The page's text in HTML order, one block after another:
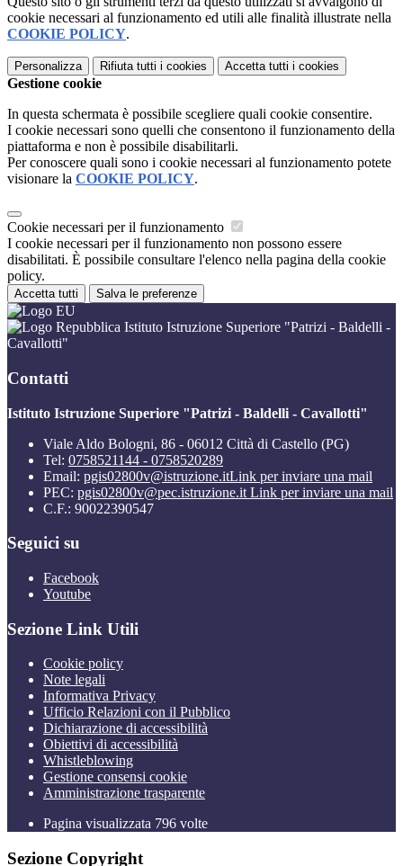
cookie necessari al funzionamento ed utili alle finalità illustrate nella
COOKIE POLICY.
Personalizza Rifiuta tutti i cookies Accetta tutti i cookies
Gestione cookie
In questa schermata è possibile scegliere quali cookie consentire.
I cookie necessari sono quelli che consentono il funzionamento della
piattaforma e non è possibile disabilitarli.
Per conoscere quali sono i cookie necessari al funzionamento potete
visionare la COOKIE POLICY.
Cookie necessari per il funzionamento
I cookie necessari per il funzionamento non possono essere
disabilitati. È possibile consultare l'elenco nella pagina della cookie
policy.
Accetta tutti Salva le preferenze
Istituto Istruzione Superiore "Patrizi - Baldelli -
Cavallotti"
Contatti
Istituto Istruzione Superiore "Patrizi - Baldelli - Cavallotti"
Viale Aldo Bologni, 86 - 06012 Città di Castello (PG)
Tel: 0758521144 - 0758520289
Email: pgis02800v@istruzione.itLink per inviare una mail
PEC: pgis02800v@pec.istruzione.it Link per inviare una mail
C.F.: 90022390547
Seguici su
Facebook
Youtube
Sezione Link Utili
Cookie policy
Note legali
Informativa Privacy
Ufficio Relazioni con il Pubblico
Dichiarazione di accessibilità
Obiettivi di accessibilità
Whistleblowing
Gestione consensi cookie
Amministrazione trasparente
Pagina visualizzata 796 volte
Sezione Copyright